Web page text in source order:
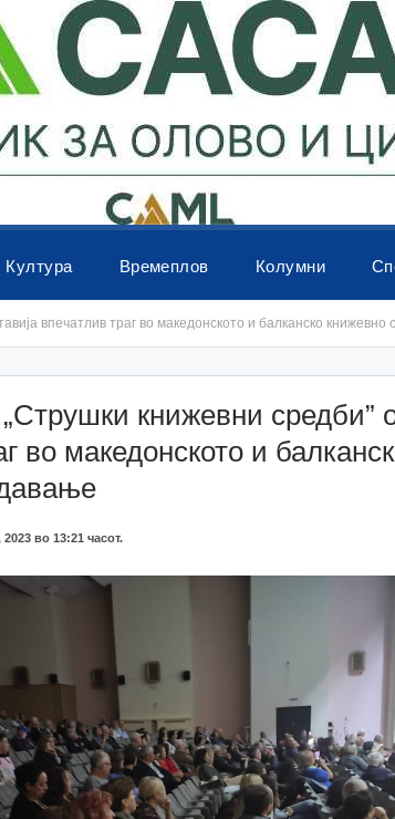
Култура Времеплов Колумни
впечатлив траг во македонското и балканско книжевно
книжевни средби”
во македонското и
2023 во 13:21 часот.